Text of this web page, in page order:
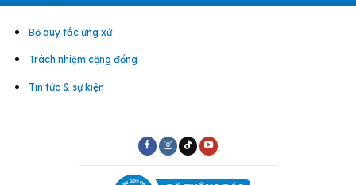
Bộ quy tắc ứng xử
Trách nhiệm cộng đồng
Tin tức & sự kiện